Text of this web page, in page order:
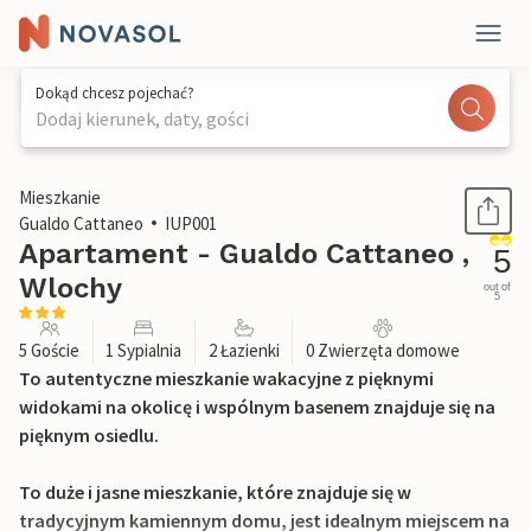
Dokąd chcesz pojechać?
Dodaj kierunek, daty, gości
1 / 40
Mieszkanie
Gualdo Cattaneo
IUP001
Apartament - Gualdo Cattaneo ,
Wlochy
5
out of
5
5 Goście 1 Sypialnia 2 Łazienki 0 Zwierzęta domowe
To autentyczne mieszkanie wakacyjne z pięknymi
widokami na okolicę i wspólnym basenem znajduje się na
pięknym osiedlu.
To duże i jasne mieszkanie, które znajduje się w
tradycyjnym kamiennym domu, jest idealnym miejscem na